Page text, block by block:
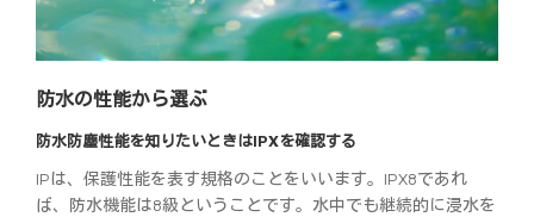
防水の性能から選ぶ
防水防塵性能を知りたいときはIPXを確認する
IPは、保護性能を表す規格のことをいいます。IPX8であれ
ば、防水機能は8級ということです。水中でも継続的に浸水を